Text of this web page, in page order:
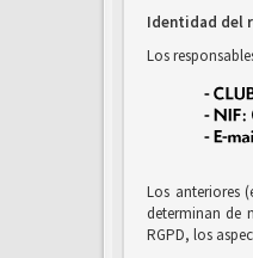
Identidad del
Los
Los anteriores
determinan de
RGPD, los